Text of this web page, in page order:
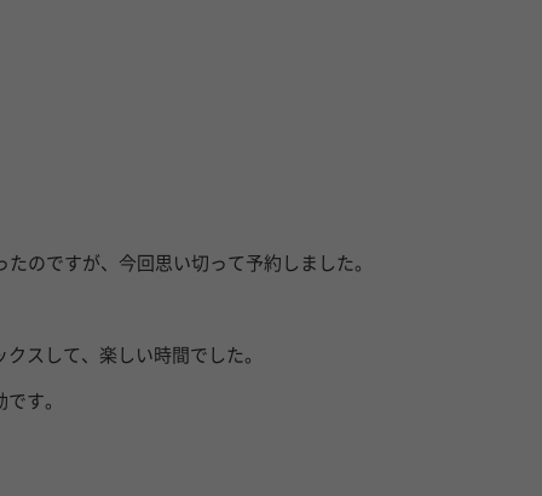
のですが、今回思い切って予約しました。
スして、楽しい時間でした。
す。